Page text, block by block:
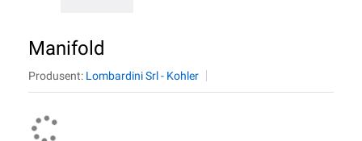
Manifold
Produsent: Lombardini Srl - Kohler